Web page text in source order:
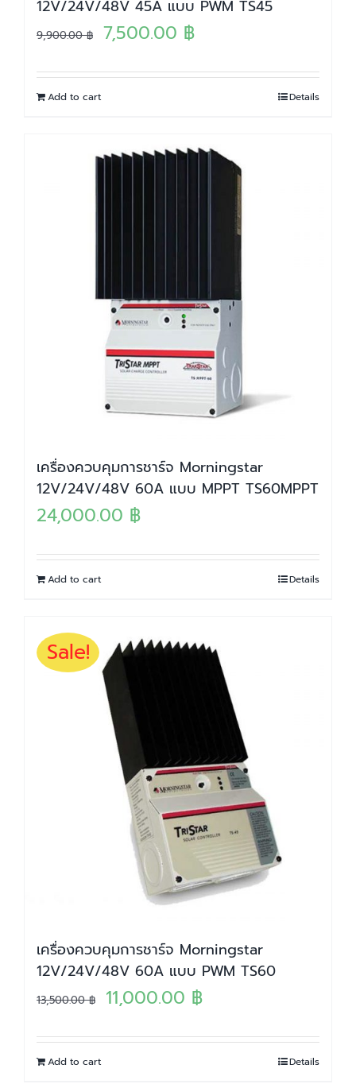
12V/24V/48V 45A แบบ PWM TS45
9,900.00฿
Original
7,500.00 ฿Current
Add to cart Details
เครื่องควบคุมการชาร์จ Morningstar
12V/24V/48V 60A แบบ MPPT TS60MPPT
24,000.00 ฿
Add to cart Details
Sale!
เครื่องควบคุมการชาร์จ Morningstar
12V/24V/48V 60A แบบ PWM TS60
13,500.00฿
Original
11,000.00 ฿Current
Add to cart Details